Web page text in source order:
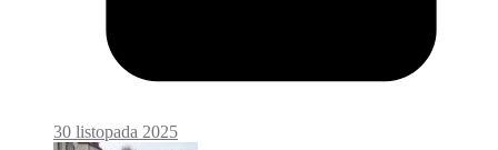
30 listopada 2025